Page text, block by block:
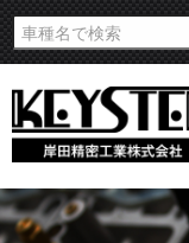
旧車・名車・絶版車キャ
KEYSTERの燃調キット